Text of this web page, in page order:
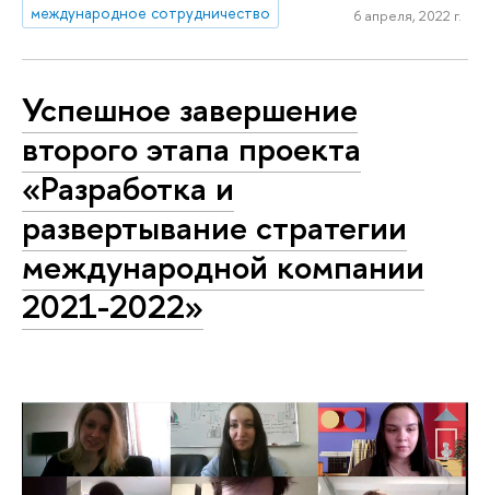
международное сотрудничество
6 апреля, 2022 г.
Успешное завершение
второго этапа проекта
«Разработка и
развертывание стратегии
международной компании
2021-2022»